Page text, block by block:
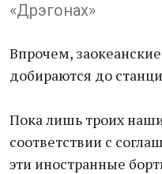
«Дрэгонах»
Впрочем,
добираются до
Пока лишь троих
соответствии с
эти иностранные